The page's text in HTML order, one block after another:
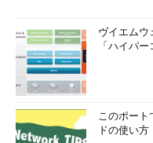
間隔尺度は、数字として
「0という値が何もない状
ります。そして、間隔尺度は
ができますが、掛け算や割
す。
これについては、私たち
ヴイエムウ
「ハイパ
このポート
ドの使い方